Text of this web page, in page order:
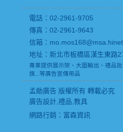
電話：02-2961-9705
傳真：02-2961-9643
信箱：
地址：新北市板橋區漢生東路
專業提供展示架、大圖輸出、禮品
旗...等廣告宣傳用品
孟勛廣告 版權所有 轉載必究
廣告設計,禮品,教具
網路行銷 ：富森資訊